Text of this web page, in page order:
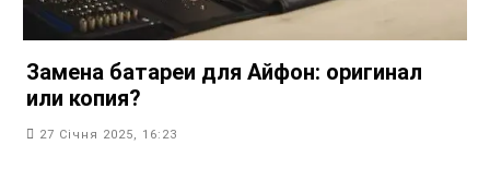
Замена батареи для Айфон: оригинал
или копия?
27 Січня 2025, 16:23